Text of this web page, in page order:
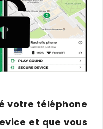
votre téléphone
et que vous